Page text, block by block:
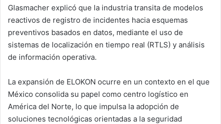
Glasmacher explicó que la industria transita de modelos
reactivos de registro de incidentes hacia esquemas
preventivos basados en datos, mediante el uso de
sistemas de localización en tiempo real (RTLS) y análisis
de información operativa.
La expansión de ELOKON ocurre en un contexto en el que
México consolida su papel como centro logístico en
América del Norte, lo que impulsa la adopción de
soluciones tecnológicas orientadas a la seguridad